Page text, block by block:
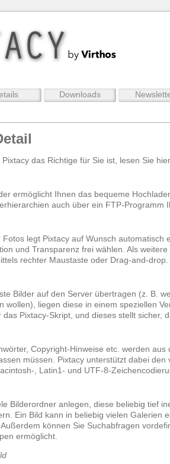
Downloads
das Richtige für Sie ist, lesen Sie
ermöglicht Ihnen das bequeme
auch über ein FTP-Programm
legt Pixtacy auf Wunsch
und Transparenz frei wählen. Als
rechter Maustaste oder Drag-and-drop.
Bilder auf den Server übertragen (z. B.
wollen), liegen diese in einem speziellen
Pixtacy-Skript, und dieses stellt sicher,
Copyright-Hinweise etc. werden
müssen. Pixtacy unterstützt dabei
, Latin1- und UTF-8-
Bilderordner anlegen, diese beliebig tief
Ein Bild kann in beliebig vielen
können Sie Suchabfragen
ermöglicht.